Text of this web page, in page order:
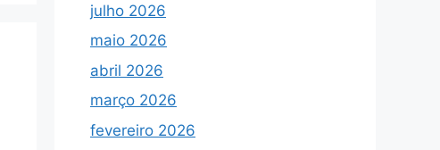
julho 2026
maio 2026
abril 2026
março 2026
fevereiro 2026